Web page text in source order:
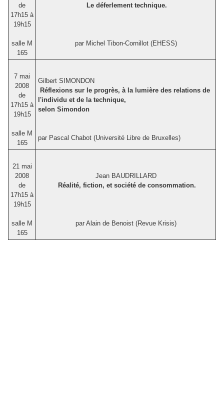
de
17h15 à
19h15
salle M
165
Le déferlement technique.
par Michel Tibon-Cornillot (EHESS)
7 mai
2008
de
17h15 à
19h15
salle M
165
Gilbert SIMONDON
Réflexions sur le progrès, à la lumière des relations de
l'individu et de la technique,
selon Simondon
par Pascal Chabot (Université Libre de Bruxelles)
21 mai
2008
de
17h15 à
19h15
salle M
165
Jean BAUDRILLARD
Réalité, fiction, et société de consommation.
par Alain de Benoist (Revue Krisis)